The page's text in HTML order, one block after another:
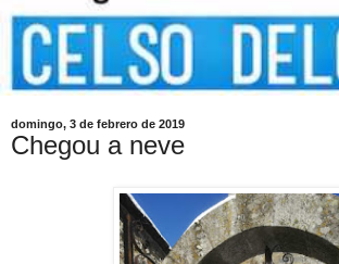
domingo, 3 de febrero de 2019
Chegou a neve